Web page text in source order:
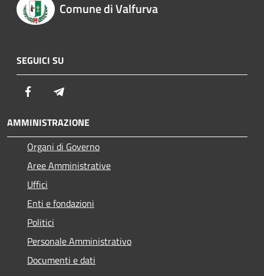
Comune di Valfurva
SEGUICI SU
Facebook
AMMINISTRAZIONE
Organi di Governo
Aree Amministrative
Uffici
Enti e fondazioni
Politici
Personale Amministrativo
Documenti e dati